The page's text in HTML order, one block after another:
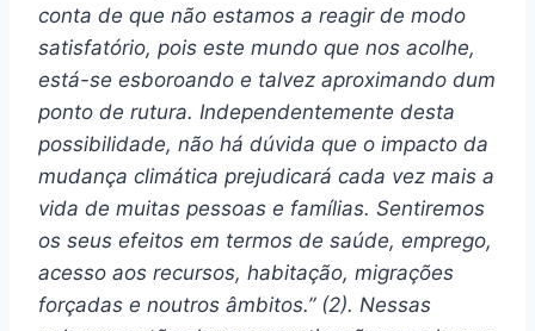
conta de que não estamos a reagir de modo
satisfatório, pois este mundo que nos acolhe,
está-se esboroando e talvez aproximando dum
ponto de rutura. Independentemente desta
possibilidade, não há dúvida que o impacto da
mudança climática prejudicará cada vez mais a
vida de muitas pessoas e famílias. Sentiremos
os seus efeitos em termos de saúde, emprego,
acesso aos recursos, habitação, migrações
forçadas e noutros âmbitos.” (2). Nessas